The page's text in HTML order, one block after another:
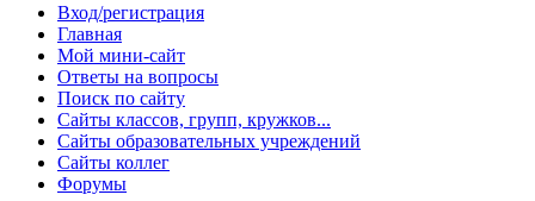
Вход/регистрация
Главная
Мой мини-сайт
Ответы на вопросы
Поиск по сайту
Сайты классов, групп, кружков...
Сайты образовательных учреждений
Сайты коллег
Форумы